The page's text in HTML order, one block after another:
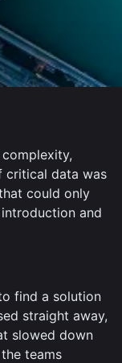
critical data was
could only
and
find a solution
straight away,
slowed down
teams